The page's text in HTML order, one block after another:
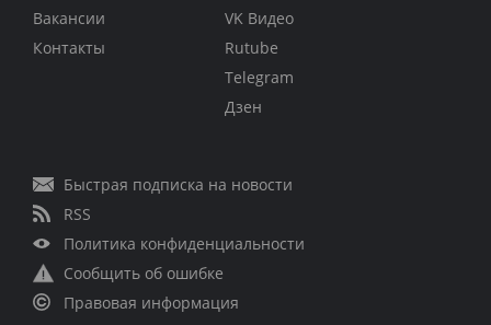
Вакансии
Контакты
VK Видео
Rutube
Telegram
Дзен
Быстрая подписка на новости
RSS
Политика конфиденциальности
Сообщить об ошибке
Правовая информация